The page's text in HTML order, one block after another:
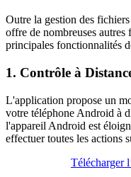
Outre la gestion des
offre de nombreuses
principales fonctionnalités
1. Contrôle à
L'application propose un
votre téléphone Android à
l'appareil Android est
effectuer toutes les actions
Télécharger